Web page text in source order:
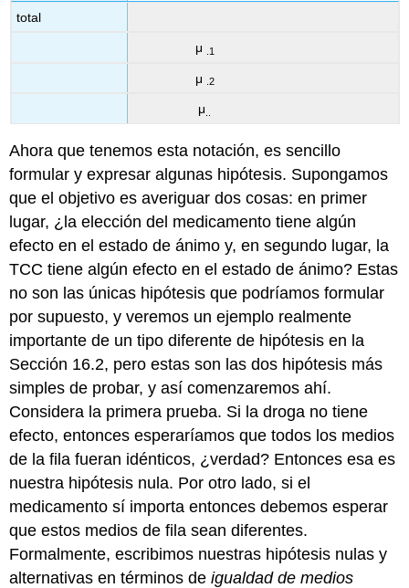
total
μ .1
μ .2
μ
Ahora que tenemos esta notación, es sencillo
formular y expresar algunas hipótesis. Supongamos
que el objetivo es averiguar dos cosas: en primer
lugar, ¿la elección del medicamento tiene algún
efecto en el estado de ánimo y, en segundo lugar, la
TCC tiene algún efecto en el estado de ánimo? Estas
no son las únicas hipótesis que podríamos formular
por supuesto, y veremos un ejemplo realmente
importante de un tipo diferente de hipótesis en la
Sección 16.2, pero estas son las dos hipótesis más
simples de probar, y así comenzaremos ahí.
Considera la primera prueba. Si la droga no tiene
efecto, entonces esperaríamos que todos los medios
de la fila fueran idénticos, ¿verdad? Entonces esa es
nuestra hipótesis nula. Por otro lado, si el
medicamento sí importa entonces debemos esperar
que estos medios de fila sean diferentes.
Formalmente, escribimos nuestras hipótesis nulas y
alternativas en términos deigualdad de medios